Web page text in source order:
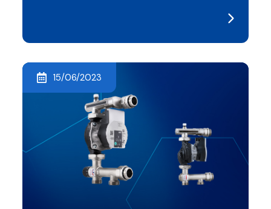
15/06/2023